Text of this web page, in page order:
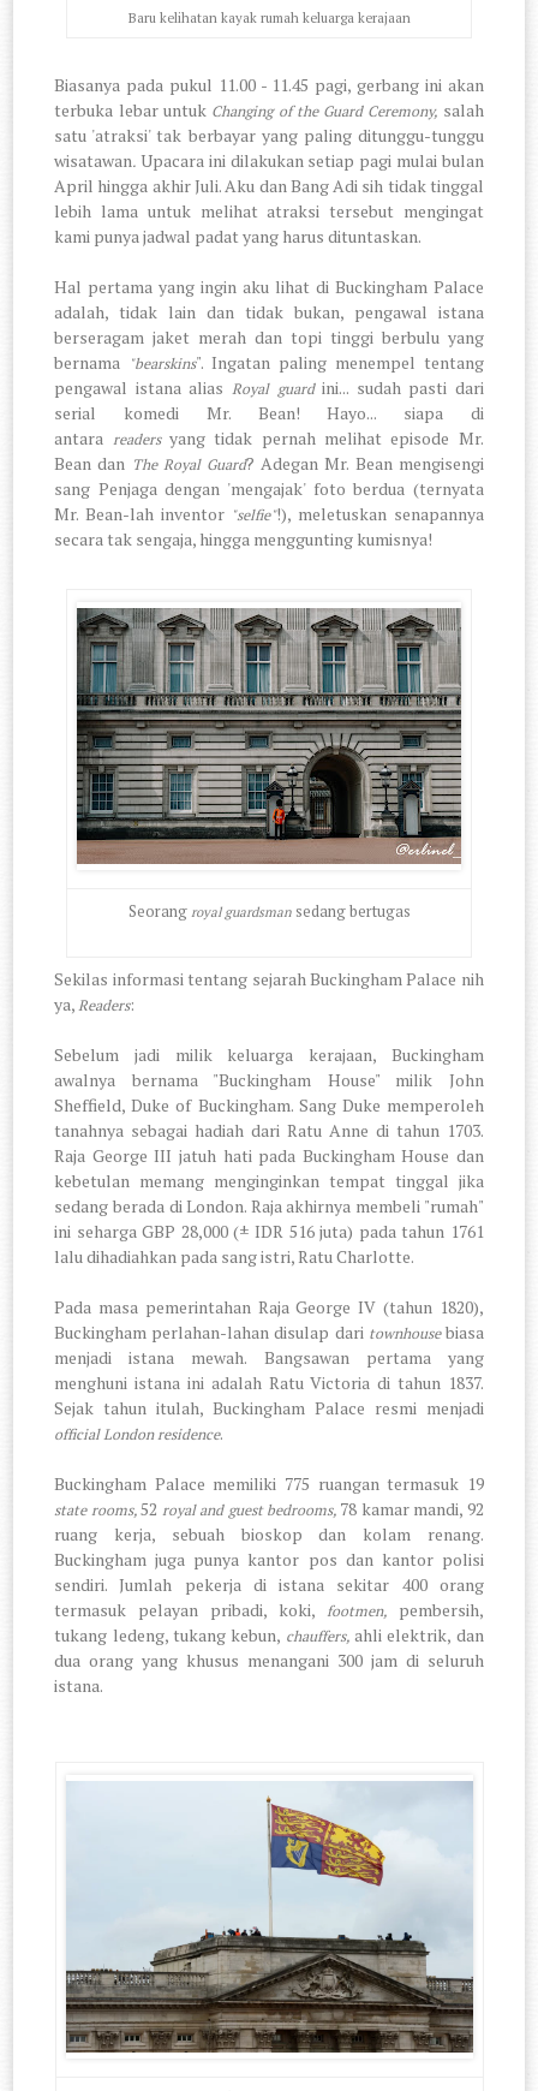
Baru kelihatan kayak rumah keluarga kerajaan
Biasanya pada pukul 11.00 - 11.45 pagi, gerbang ini akan
terbuka lebar untuk Changing of the Guard Ceremony, salah
satu 'atraksi' tak berbayar yang paling ditunggu-tunggu
wisatawan.Upacara ini dilakukan setiap pagi mulai bulan
April hingga akhir Juli. Aku dan Bang Adi sih tidak tinggal
lebih lama untuk melihat atraksi tersebut mengingat
kami punya jadwal padat yang harus dituntaskan.
Hal pertama yang ingin aku lihat di Buckingham Palace
adalah, tidak lain dan tidak bukan, pengawal istana
berseragam jaket merah dan topi tinggi berbulu yang
bernama "bearskins". Ingatan paling menempel tentang
pengawal istana alias Royal guardini... sudah pasti dari
serial komedi Mr. Bean! Hayo... siapa di
antara readers yang tidak pernah melihat episode Mr.
Bean dan The Royal Guard? Adegan Mr. Bean mengisengi
sang Penjaga dengan 'mengajak' foto berdua (ternyata
Mr. Bean-lah inventor "selfie"!), meletuskan senapannya
secara tak sengaja, hingga menggunting kumisnya!
Seorang royal guardsman sedang bertugas
Sekilas informasi tentang sejarah Buckingham Palace nih
ya,Readers:
Sebelum jadi milik keluarga kerajaan, Buckingham
awalnya bernama "Buckingham House" milik John
Sheffield, Duke of Buckingham. Sang Duke memperoleh
tanahnya sebagai hadiah dari Ratu Anne di tahun 1703.
Raja George III jatuh hati pada Buckingham House dan
kebetulan memang menginginkan tempat tinggal jika
sedang berada di London. Raja akhirnya membeli "rumah"
ini seharga GBP 28,000 (± IDR 516 juta) pada tahun 1761
lalu dihadiahkan pada sang istri, Ratu Charlotte.
Pada masa pemerintahan Raja George IV (tahun 1820),
Buckingham perlahan-lahan disulap dari townhousebiasa
menjadi istana mewah. Bangsawan pertama yang
menghuni istana ini adalah Ratu Victoria di tahun 1837.
Sejak tahun itulah, Buckingham Palace resmi menjadi
official London residence.
Buckingham Palace memiliki 775 ruangan termasuk 19
state rooms,52 royal and guest bedrooms, 78 kamar mandi, 92
ruang kerja, sebuah bioskop dan kolam renang.
Buckingham juga punya kantor pos dan kantor polisi
sendiri. Jumlah pekerja di istana sekitar 400 orang
termasuk pelayan pribadi, koki,
footmen, pembersih,
tukang ledeng, tukang kebun, chauffers,ahli elektrik, dan
dua orang yang khusus menangani 300 jam di seluruh
istana.